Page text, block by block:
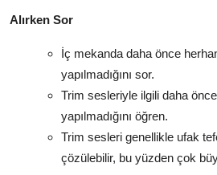
Alırken Sor
İç mekanda daha önce
yapılmadığını sor.
Trim sesleriyle ilgili daha
yapılmadığını öğren.
Trim sesleri genellikle ufak
çözülebilir, bu yüzden çok